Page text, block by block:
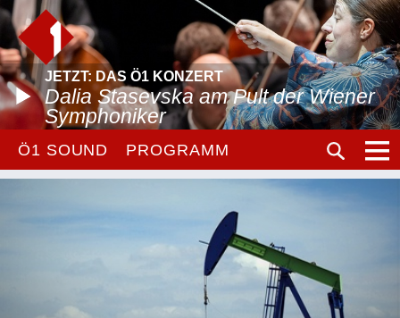
JETZT: DAS Ö1 KONZERT
Dalia Stasevska am Pult der Wiener
Symphoniker
Ö1 SOUND PROGRAMM